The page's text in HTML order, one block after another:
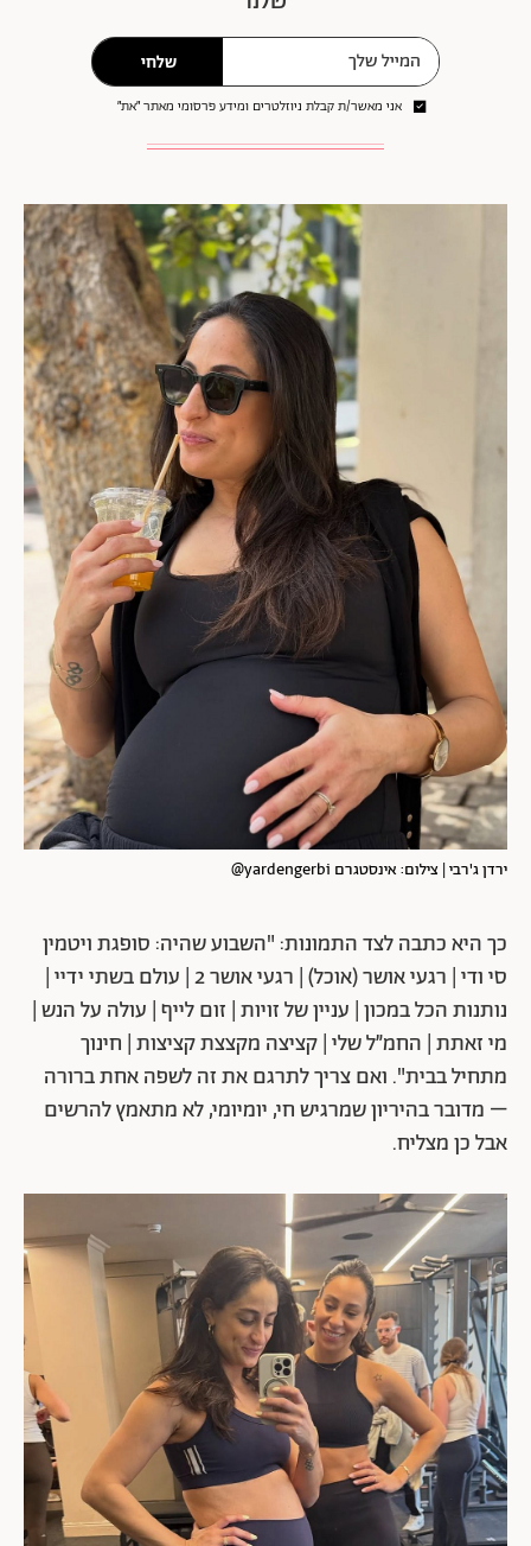
שלחי
אני מאשר/ת קבלת ניוזלטרים ומידע פרסומי מאתר ״את״
ירדן ג'רבי | צילום: אינסטגרם yardengerbi@
כך היא כתבה לצד התמונות: "השבוע שהיה: סופגת ויטמין
סי ודי | רגעי אושר (אוכל) | רגעי אושר 2 | עולם בשתי ידיי |
נותנות הכל במכון | עניין של זויות | זום לייף | עולה על הנש |
מי זאתת | החמ״ל שלי | קציצה מקצצת קציצות | חינוך
מתחיל בבית". ואם צריך לתרגם את זה לשפה אחת ברורה
– מדובר בהיריון שמרגיש חי, יומיומי, לא מתאמץ להרשים
אבל כן מצליח.